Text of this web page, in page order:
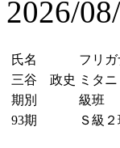
2026/
氏名 フリガ
三谷 政史 ミタ
期別
級班
93期
Ｓ級